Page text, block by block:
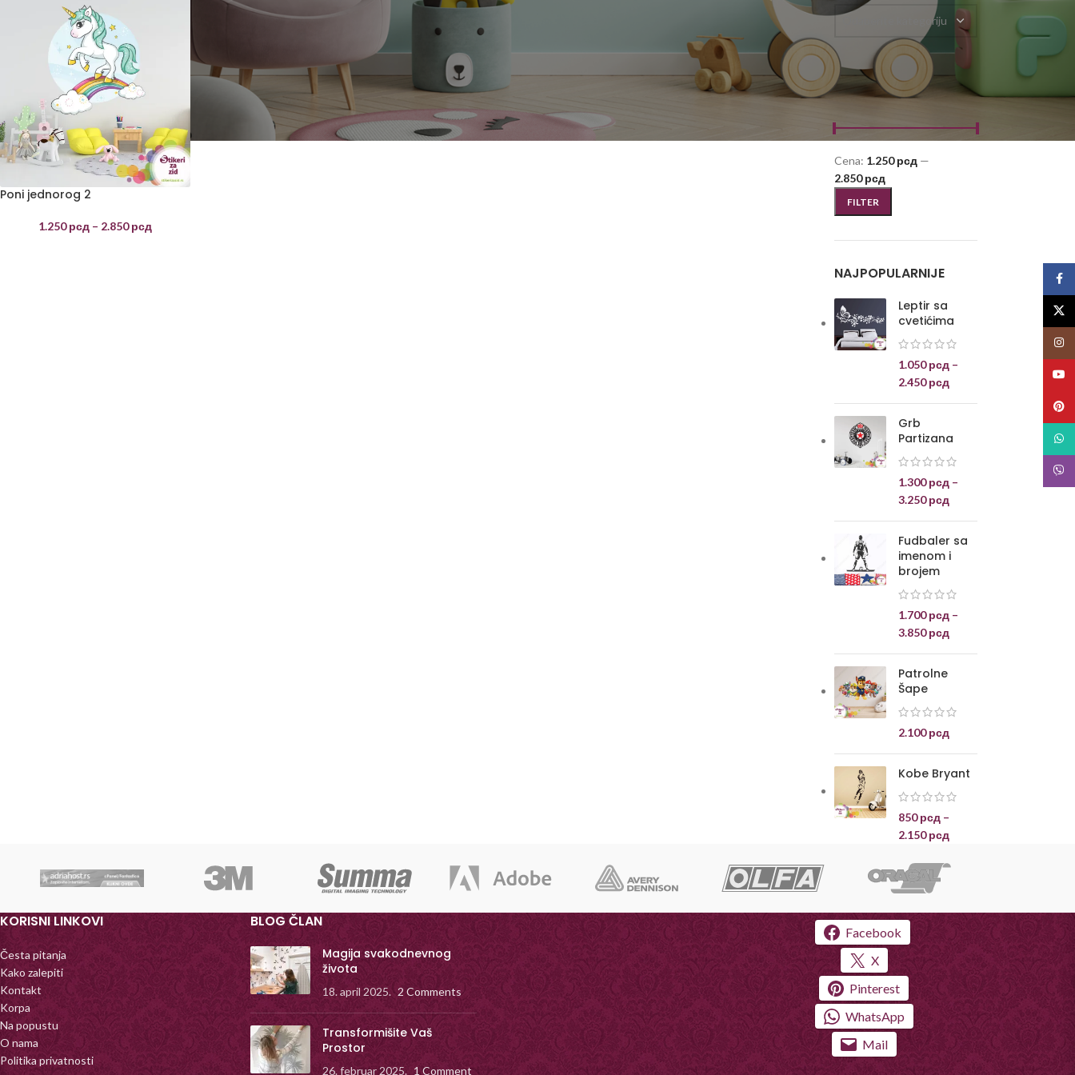
Poni jednorog 2
1.250рсд – 2.850рсд
Odaberite kategoriju
FILTRIRAJ PO CENI
FILTER
Cena: 1.250 рсд —
2.850 рсд
NAJPOPULARNIJE
Leptir sa
cvetićima
1.050рсд –
2.450рсд
Grb
Partizana
1.300рсд –
3.250рсд
Fudbaler sa
imenom i
brojem
1.700рсд –
3.850рсд
Patrolne
Šape
2.100рсд
Kobe Bryant
850рсд –
2.150рсд
KORISNI LINKOVI
Česta pitanja
Kako zalepiti
Kontakt
Korpa
Na popustu
O nama
Politika privatnosti
BLOG ČLAN
Magija svakodnevnog
života
18. april 2025. 2 Comments
Transformišite Vaš
Prostor
26. februar 2025. 1 Comment
Facebook
X
Pinterest
WhatsApp
Mail
Viber